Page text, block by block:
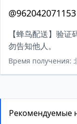
@962042071153
【蜂鸟配送】验
勿告知他人。
Время получения:
Рекомендуемые